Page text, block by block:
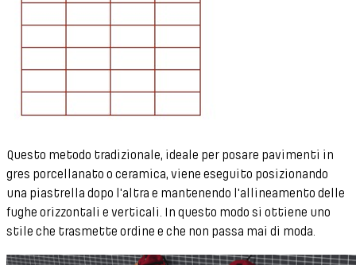
Questo metodo tradizionale, ideale per posare pavimenti in
gres porcellanato o ceramica, viene eseguito posizionando
una piastrella dopo l'altra e mantenendo l'allineamento delle
fughe orizzontali e verticali. In questo modo si ottiene uno
stile che trasmette ordine e che non passa mai di moda.